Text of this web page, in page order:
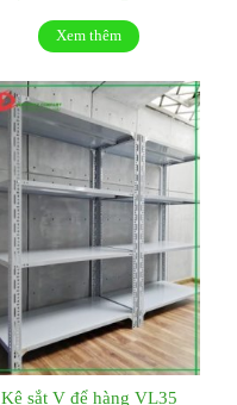
Xem thêm
Kệ sắt V để hàng VL35